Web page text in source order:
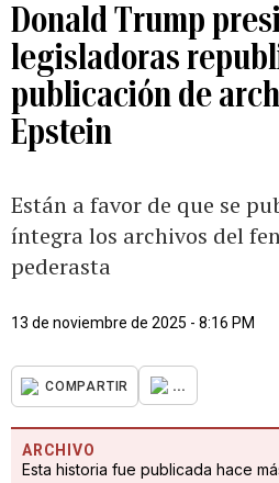
Donald Trump
legisladoras
publicación de
Epstein
Están a favor de que se
íntegra los archivos del
pederasta
13 de noviembre de 2025 - 8:16 PM
COMPARTIR ...
ARCHIVO
Esta historia fue publicada hace